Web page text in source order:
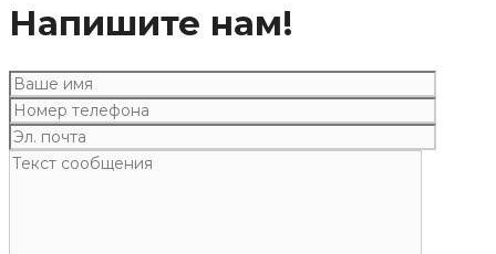
Напишите нам!